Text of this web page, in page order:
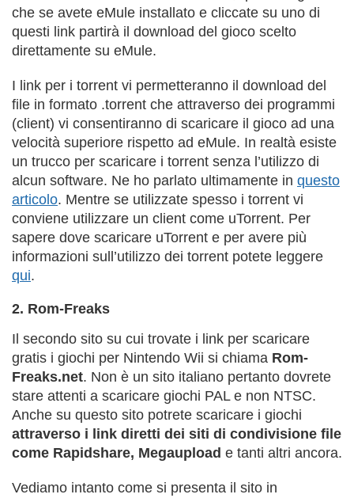
che se avete eMule installato e cliccate su uno di
questi link partirà il download del gioco scelto
direttamente su eMule.
I link per i torrent vi permetteranno il download del
file in formato .torrent che attraverso dei programmi
(client) vi consentiranno di scaricare il gioco ad una
velocità superiore rispetto ad eMule. In realtà esiste
un trucco per scaricare i torrent senza l’utilizzo di
alcun software. Ne ho parlato ultimamente in questo
articolo. Mentre se utilizzate spesso i torrent vi
conviene utilizzare un client come uTorrent. Per
sapere dove scaricare uTorrent e per avere più
informazioni sull’utilizzo dei torrent potete leggere
qui.
2. Rom-Freaks
Il secondo sito su cui trovate i link per scaricare
gratis i giochi per Nintendo Wii si chiama Rom-
Freaks.net. Non è un sito italiano pertanto dovrete
stare attenti a scaricare giochi PAL e non NTSC.
Anche su questo sito potrete scaricare i giochi
attraverso i link diretti dei siti di condivisione file
come Rapidshare, Megaupload e tanti altri ancora.
Vediamo intanto come si presenta il sito in